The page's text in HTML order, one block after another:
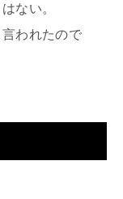
ない。
われたので